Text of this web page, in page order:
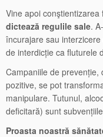
Vine apoi conştientizarea
dictează regulile sale.
încurajare sau
de interdicție ca fluturele
Campaniile de
pozitive, se pot
manipulare. Tutunul,
deficitară) sunt
Proasta noastră